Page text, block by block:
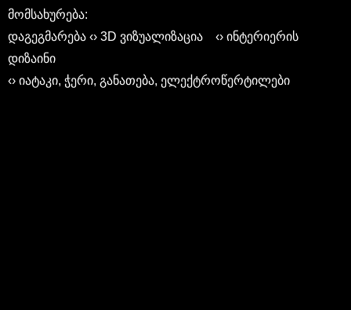
მომსახურება:
დაგეგმარება ‹› 3D ვიზუალიზაცია ‹› ინტერიერის
დიზაინი
‹› იატაკი, ჭერი, განათება, ელექტროწერტილები